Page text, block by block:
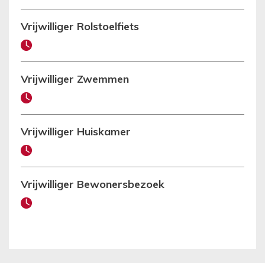
Vrijwilliger Rolstoelfiets
Vrijwilliger Zwemmen
Vrijwilliger Huiskamer
Vrijwilliger Bewonersbezoek